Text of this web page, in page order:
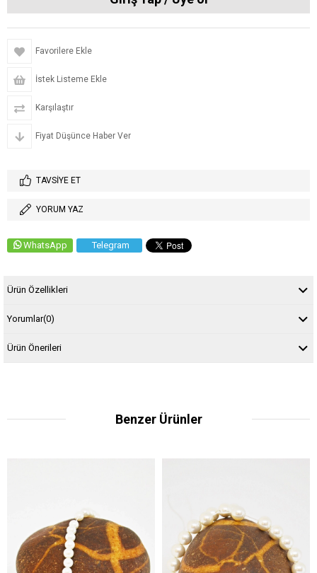
Favorilere Ekle
İstek Listeme Ekle
Karşılaştır
Fiyat Düşünce Haber Ver
TAVSIYE ET
YORUM YAZ
WhatsApp Telegram
Ürün Özellikleri
Yorumlar(0)
Ürün Önerileri
Benzer Ürünler